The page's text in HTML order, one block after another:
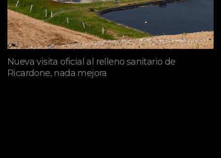
Nueva visita oficial al relleno sanitario de
Ricardone, nada mejora